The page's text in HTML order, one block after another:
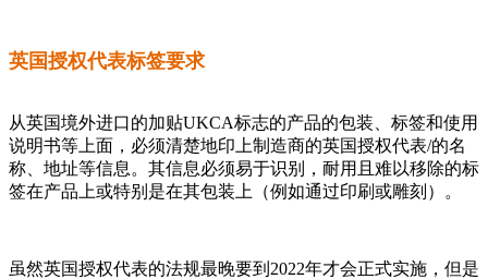
英国授权代表标签要求
从英国境外进口的加贴UKCA标志的产品的包装、标签和使用
说明书等上面，必须清楚地印上制造商的英国授权代表/的名
称、地址等信息。其信息必须易于识别，耐用且难以移除的标
签在产品上或特别是在其包装上（例如通过印刷或雕刻）。
虽然英国授权代表的法规最晚要到2022年才会正式实施，但是